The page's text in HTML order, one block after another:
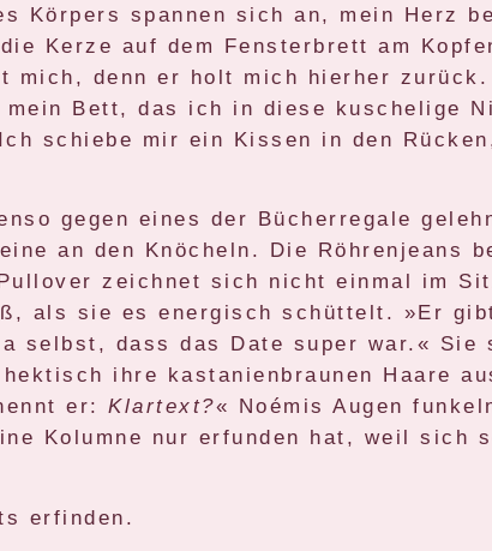
Körpers spannen sich an, mein Herz
Kerze auf dem Fensterbrett am
mich, denn er holt mich hierher
Bett, das ich in diese kuschelige
schiebe mir ein Kissen in den
gegen eines der Bücherregale
an den Knöcheln. Die Röhrenjeans
zeichnet sich nicht einmal im
als sie es energisch schüttelt. »Er
selbst, dass das Date super war.«
ihre kastanienbraunen Haare
er: Klartext?« Noémis Augen
Kolumne nur erfunden hat, weil sich
erfinden.